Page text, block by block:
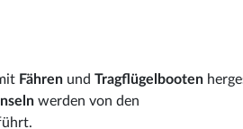
Fähren und Tragflügelbooten
werden von den